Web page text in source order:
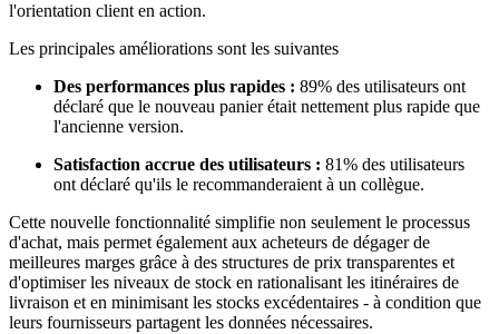
l'orientation client en action.
Les principales améliorations sont les suivantes
Des performances plus rapides : 89% des utilisateurs ont
déclaré que le nouveau panier était nettement plus rapide que
l'ancienne version.
Satisfaction accrue des utilisateurs : 81% des utilisateurs
ont déclaré qu'ils le recommanderaient à un collègue.
Cette nouvelle fonctionnalité simplifie non seulement le processus
d'achat, mais permet également aux acheteurs de dégager de
meilleures marges grâce à des structures de prix transparentes et
d'optimiser les niveaux de stock en rationalisant les itinéraires de
livraison et en minimisant les stocks excédentaires - à condition que
leurs fournisseurs partagent les données nécessaires.